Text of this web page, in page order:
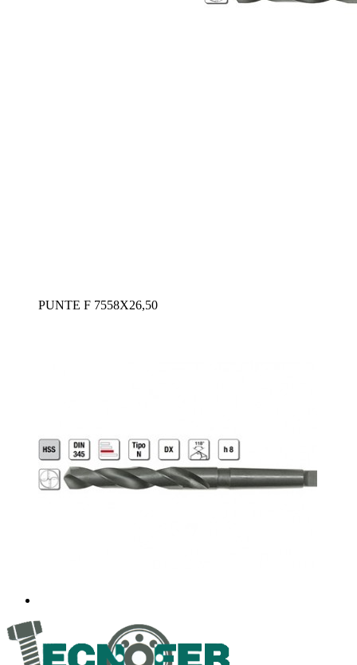
PUNTE F 7558X26,50